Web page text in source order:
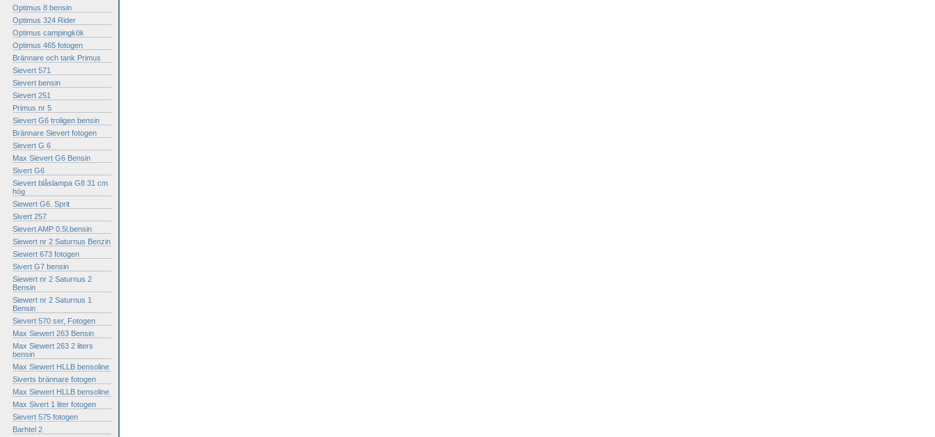
Optimus 8 bensin
Optimus 324 Rider
Optimus campingkök
Optimus 465 fotogen
Brännare och tank Primus
Sievert 571
Sievert bensin
Sievert 251
Primus nr 5
Sievert G6 troligen bensin
Brännare Sievert fotogen
Sievert G 6
Max Sievert G6 Bensin
Sivert G6
Sievert blåslampa G8 31 cm
hög
Siewert G6. Sprit
Sivert 257
Sievert AMP 0.5l.bensin
Siewert nr 2 Saturnus Benzin
Siewert 673 fotogen
Sivert G7 bensin
Siewert nr 2 Saturnus 2
Bensin
Siewert nr 2 Saturnus 1
Bensin
Sievert 570 ser, Fotogen
Max Siewert 263 Bensin
Max Siewert 263 2 liters
bensin
Max Siewert HLLB bensoline
Siverts brännare fotogen
Max Siewert HLLB bensoline
Max Sivert 1 liter fotogen
Sievert 575 fotogen
Barhtel 2